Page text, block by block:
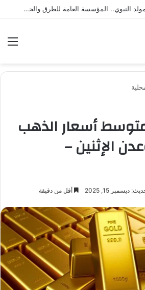
الاتصالات لكرة القدم التاسعة للشركات
أسعار الذهب
الإثنين –
ديسمبر 15, 2025 أقل من دقيقة